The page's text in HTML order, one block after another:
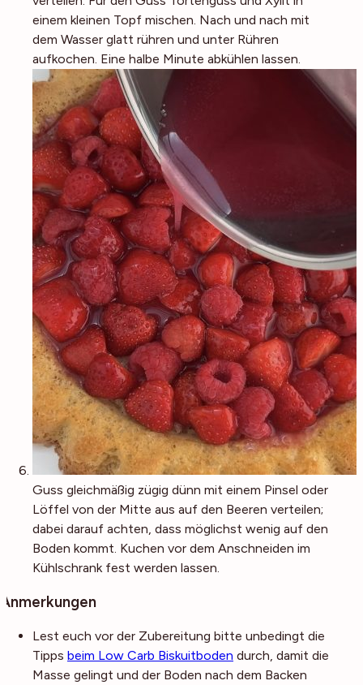
einem kleinen Topf mischen. Nach und nach mit
dem Wasser glatt rühren und unter Rühren
aufkochen. Eine halbe Minute abkühlen lassen.
Guss gleichmäßig zügig dünn mit einem Pinsel oder
Löffel von der Mitte aus auf den Beeren verteilen;
dabei darauf achten, dass möglichst wenig auf den
Boden kommt. Kuchen vor dem Anschneiden im
Kühlschrank fest werden lassen.
Anmerkungen
Lest euch vor der Zubereitung bitte unbedingt die
Tipps beim Low Carb Biskuitboden durch, damit die
Masse gelingt und der Boden nach dem Backen